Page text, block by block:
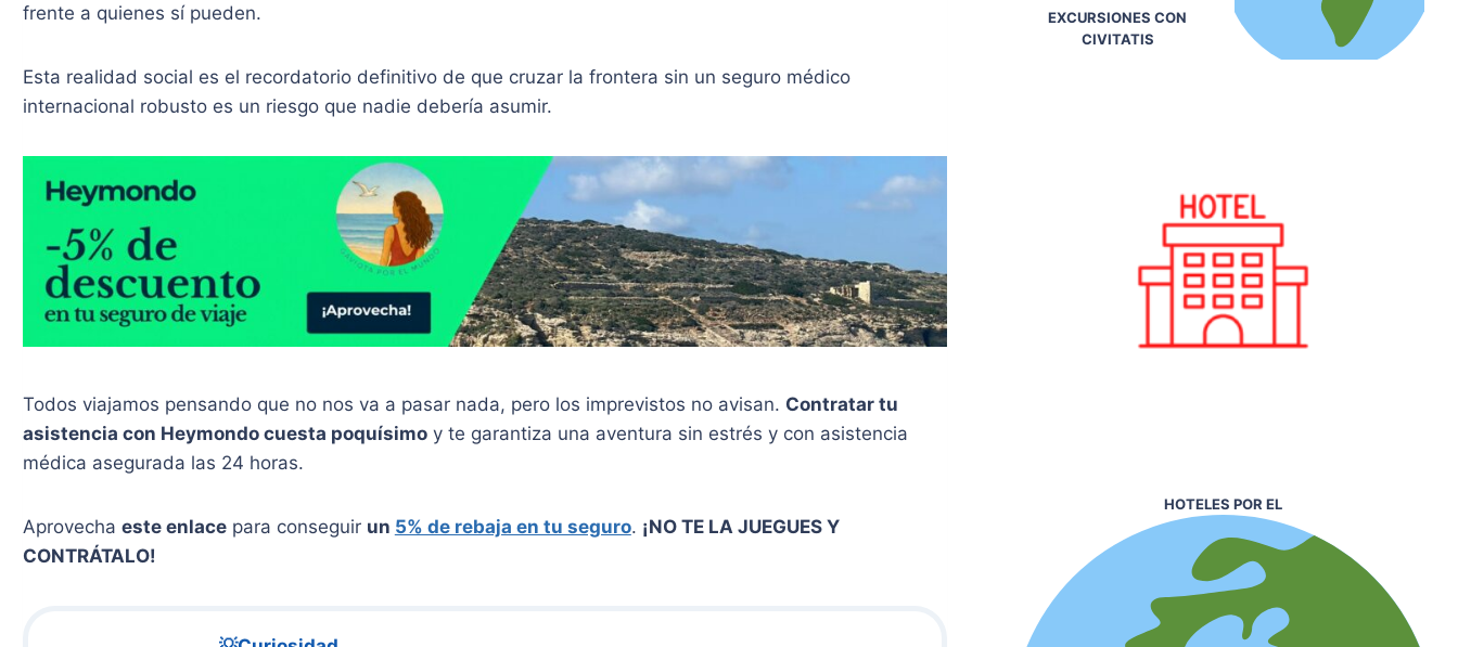
frente a quienes sí pueden.
Esta realidad social es el recordatorio definitivo de que cruzar la frontera sin un seguro médico
internacional robusto es un riesgo que nadie debería asumir.
Todos viajamos pensando que no nos va a pasar nada, pero los imprevistos no avisan. Contratar tu
asistencia con Heymondo cuesta poquísimoy te garantiza una aventura sin estrés y con asistencia
médica asegurada las 24 horas.
Aprovecha este enlacepara conseguir un 5% de rebaja en tu seguro. ¡NO TE LA JUEGUES Y
CONTRÁTALO!
EXCURSIONES CON
CIVITATIS
HOTELES POR EL